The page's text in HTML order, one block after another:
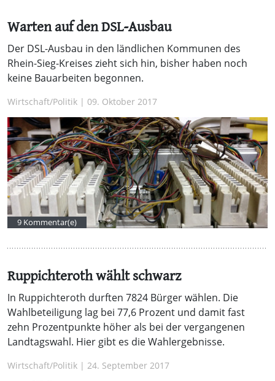
Warten auf den DSL-Ausbau
Der DSL-Ausbau in den ländlichen Kommunen des
Rhein-Sieg-Kreises zieht sich hin, bisher haben noch
keine Bauarbeiten begonnen.
Wirtschaft/Politik | 09. Oktober 2017
9 Kommentar(e)
Ruppichteroth wählt schwarz
In Ruppichteroth durften 7824 Bürger wählen. Die
Wahlbeteiligung lag bei 77,6 Prozent und damit fast
zehn Prozentpunkte höher als bei der vergangenen
Landtagswahl. Hier gibt es die Wahlergebnisse.
Wirtschaft/Politik | 24. September 2017